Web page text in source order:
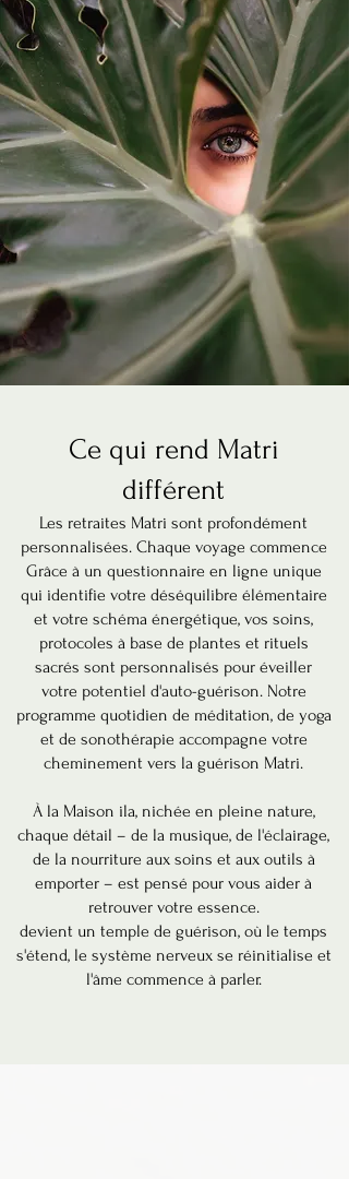
Ce qui rend Matri
différent
Les retraites Matri sont profondément
personnalisées. Chaque voyage commence
Grâce à un questionnaire en ligne unique
qui identifie votre déséquilibre élémentaire
et votre schéma énergétique, vos soins,
protocoles à base de plantes et rituels
sacrés sont personnalisés pour éveiller
votre potentiel d'auto-guérison. Notre
programme quotidien de méditation, de yoga
et de sonothérapie accompagne votre
cheminement vers la guérison Matri.
À la Maison ila, nichée en pleine nature,
chaque détail – de la musique, de l'éclairage,
de la nourriture aux soins et aux outils à
emporter – est pensé pour vous aider à
retrouver votre essence.
devient un temple de guérison, où le temps
s'étend, le système nerveux se réinitialise et
l'âme commence à parler.